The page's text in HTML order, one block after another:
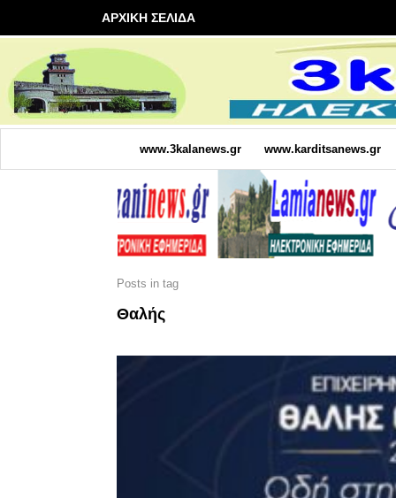
ΑΡΧΙΚΗ ΣΕΛΙΔΑ
www.3kalanews.gr www.karditsanews.gr
Posts in tag
Θαλής